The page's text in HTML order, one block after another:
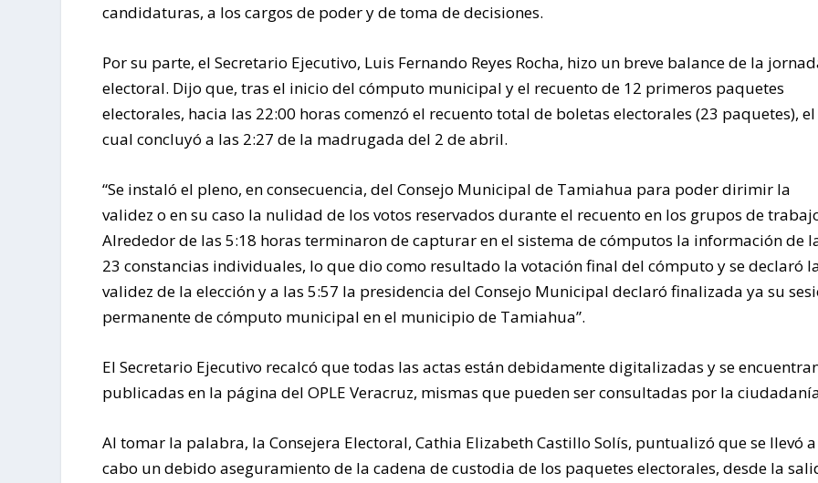
candidaturas, a los cargos de poder y de toma de decisiones.
Por su parte, el Secretario Ejecutivo, Luis Fernando Reyes Rocha, hizo un breve balance de la
electoral. Dijo que, tras el inicio del cómputo municipal y el recuento de 12 primeros paquetes
electorales, hacia las 22:00 horas comenzó el recuento total de boletas electorales (23 paquetes), el
cual concluyó a las 2:27 de la madrugada del 2 de abril.
“Se instaló el pleno, en consecuencia, del Consejo Municipal de Tamiahua para poder dirimir la
validez o en su caso la nulidad de los votos reservados durante el recuento en los grupos de
Alrededor de las 5:18 horas terminaron de capturar en el sistema de cómputos la información de
23 constancias individuales, lo que dio como resultado la votación final del cómputo y se declaró
validez de la elección y a las 5:57 la presidencia del Consejo Municipal declaró finalizada ya su
permanente de cómputo municipal en el municipio de Tamiahua”.
El Secretario Ejecutivo recalcó que todas las actas están debidamente digitalizadas y se
publicadas en la página del OPLE Veracruz, mismas que pueden ser consultadas por la
Al tomar la palabra, la Consejera Electoral, Cathia Elizabeth Castillo Solís, puntualizó que se llevó a
cabo un debido aseguramiento de la cadena de custodia de los paquetes electorales, desde la